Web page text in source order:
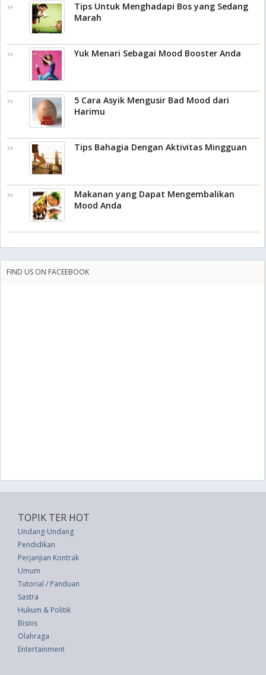
Tips Untuk Menghadapi Bos yang Sedang
Marah
Yuk Menari Sebagai Mood Booster Anda
5 Cara Asyik Mengusir Bad Mood dari
Harimu
Tips Bahagia Dengan Aktivitas Mingguan
Makanan yang Dapat Mengembalikan
Mood Anda
FIND US ON FACEEBOOK
TOPIK TER HOT
Undang-Undang
Pendidikan
Perjanjian Kontrak
Umum
Tutorial / Panduan
Sastra
Hukum & Politik
Bisnis
Olahraga
Entertainment